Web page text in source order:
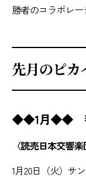
勝者のコラボレー
先月のピカ
◆◆1月◆◆ 毬
〈読売日本交響
1月20日（火）サ